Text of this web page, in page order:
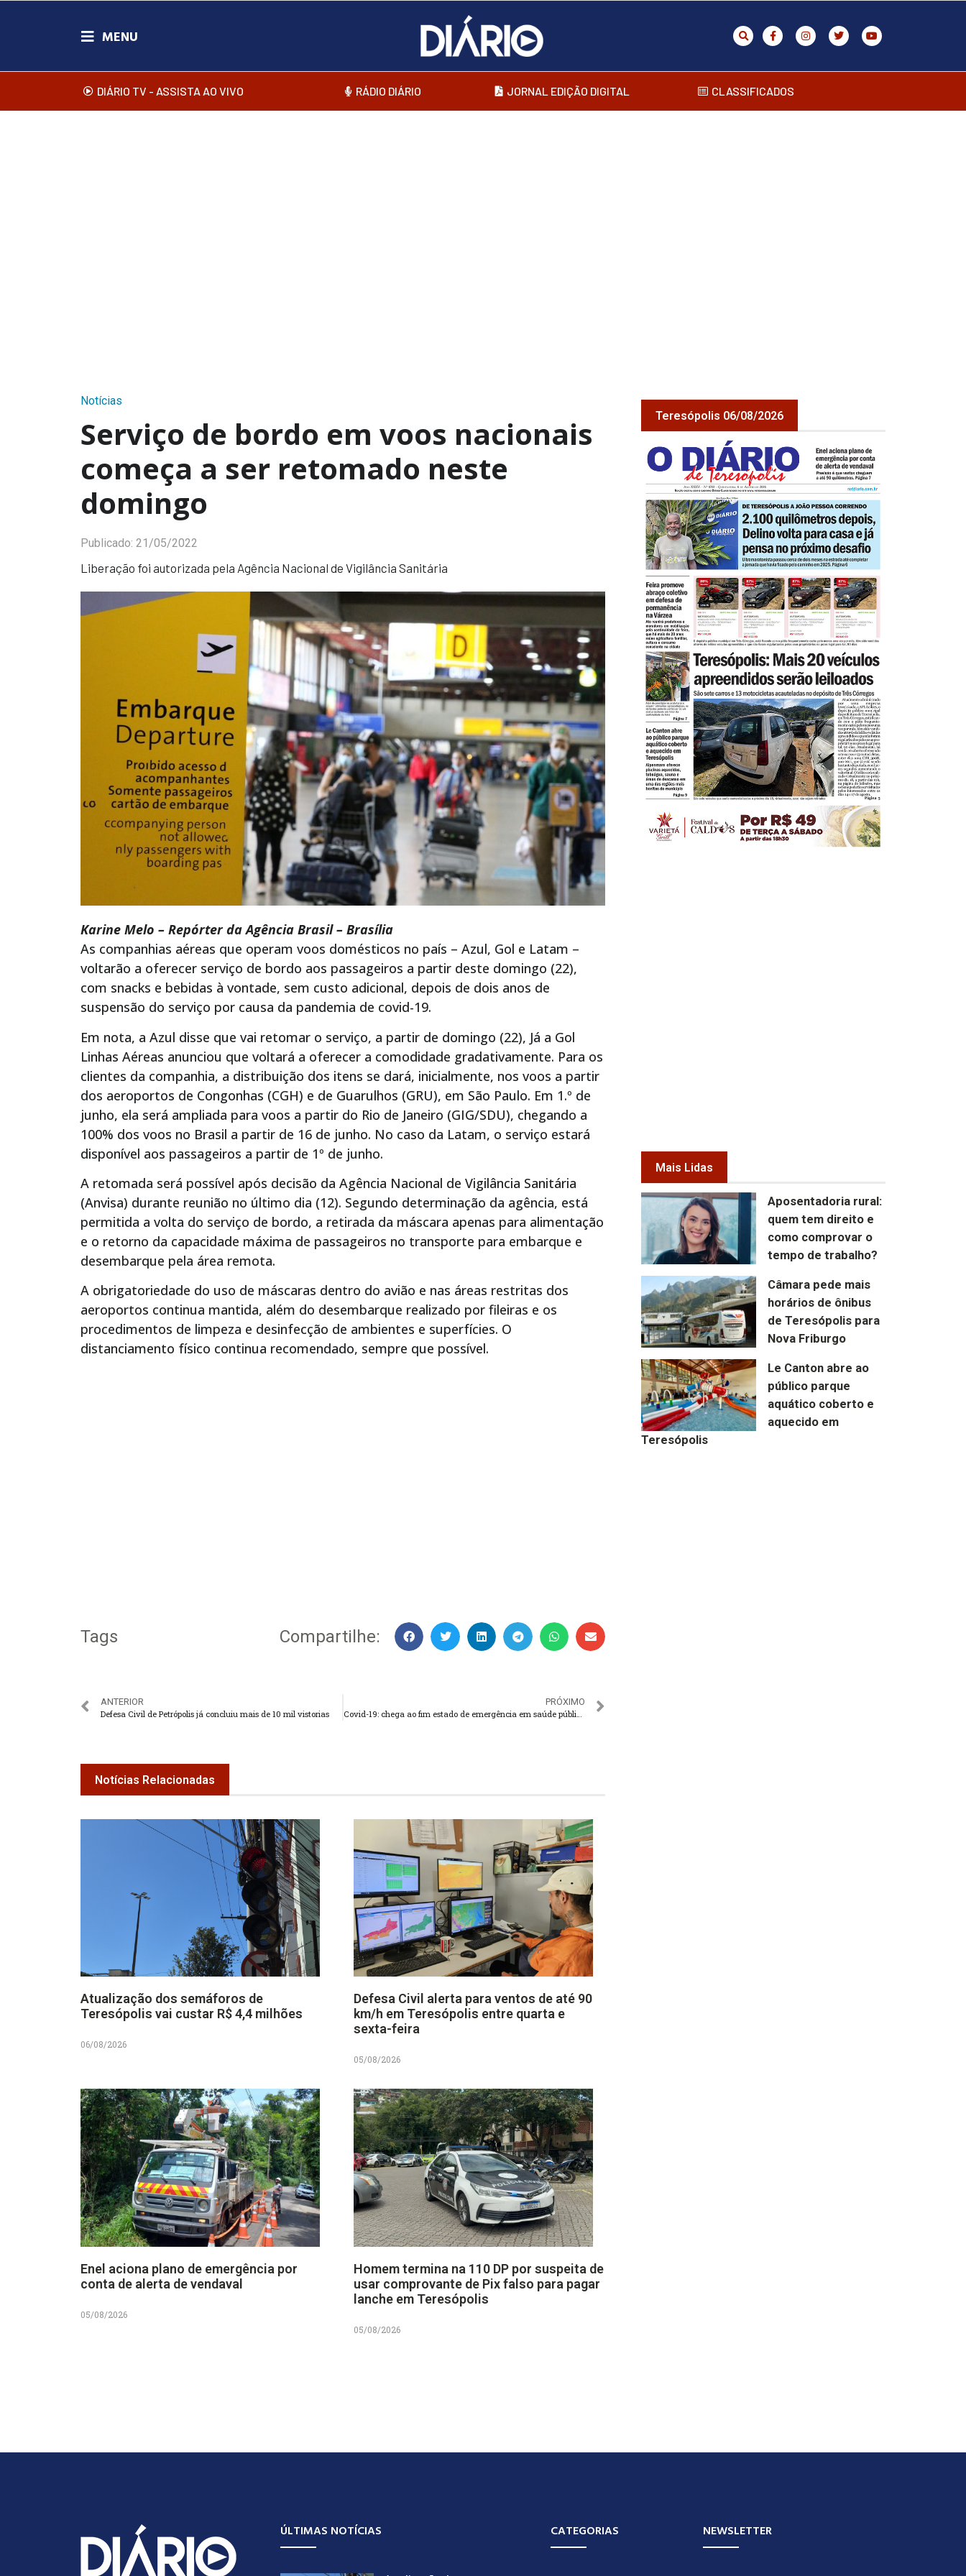
DIÁRIO TV - ASSISTA AO VIVO RÁDIO DIÁRIO JORNAL EDIÇÃO DIGITAL CLASSIFICADOS
Notícias
Serviço de bordo em voos nacionais
começa a ser retomado neste
domingo
Publicado: 21/05/2022
Liberação foi autorizada pela Agência Nacional de Vigilância Sanitária
Karine Melo – Repórter da Agência Brasil – Brasília
As companhias aéreas que operam voos domésticos no país – Azul, Gol e Latam –
voltarão a oferecer serviço de bordo aos passageiros a partir deste domingo (22),
com snacks e bebidas à vontade, sem custo adicional, depois de dois anos de
suspensão do serviço por causa da pandemia de covid-19.
Em nota, a Azul disse que vai retomar o serviço, a partir de domingo (22), Já a Gol
Linhas Aéreas anunciou que voltará a oferecer a comodidade gradativamente. Para os
clientes da companhia, a distribuição dos itens se dará, inicialmente, nos voos a partir
dos aeroportos de Congonhas (CGH) e de Guarulhos (GRU), em São Paulo. Em 1.º de
junho, ela será ampliada para voos a partir do Rio de Janeiro (GIG/SDU), chegando a
100% dos voos no Brasil a partir de 16 de junho. No caso da Latam, o serviço estará
disponível aos passageiros a partir de 1º de junho.
A retomada será possível após decisão da Agência Nacional de Vigilância Sanitária
(Anvisa) durante reunião no último dia (12). Segundo determinação da agência, está
permitida a volta do serviço de bordo, a retirada da máscara apenas para alimentação
e o retorno da capacidade máxima de passageiros no transporte para embarque e
desembarque pela área remota.
A obrigatoriedade do uso de máscaras dentro do avião e nas áreas restritas dos
aeroportos continua mantida, além do desembarque realizado por fileiras e os
procedimentos de limpeza e desinfecção de ambientes e superfícies. O
distanciamento físico continua recomendado, sempre que possível.
Tags Compartilhe:
ANTERIOR
Defesa Civil de Petrópolis já concluiu mais de 10 mil vistorias
PRÓXIMO
Covid-19: chega ao fim estado de emergência em saúde pública no Brasil
Notícias Relacionadas
Atualização dos semáforos de
Teresópolis vai custar R$ 4,4 milhões
06/08/2026
Defesa Civil alerta para ventos de até 90
km/h em Teresópolis entre quarta e
sexta-feira
05/08/2026
Enel aciona plano de emergência por
conta de alerta de vendaval
05/08/2026
Homem termina na 110 DP por suspeita de
usar comprovante de Pix falso para pagar
lanche em Teresópolis
05/08/2026
Teresópolis 06/08/2026
Mais Lidas
Aposentadoria rural:
quem tem direito e
como comprovar o
tempo de trabalho?
Câmara pede mais
horários de ônibus
de Teresópolis para
Nova Friburgo
Le Canton abre ao
público parque
aquático coberto e
aquecido em
Teresópolis
ÚLTIMAS NOTÍCIAS CATEGORIAS NEWSLETTER